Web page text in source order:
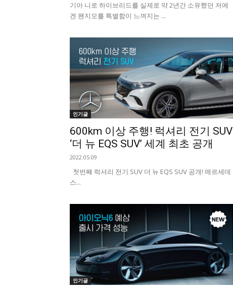
기아 니로 하이브리드를 실제로 약 2년간 소유했던 저에
겐 왠지모를 특별함이 느껴지는 ...
인기글
600km 이상 주행! 럭셔리 전기 SUV
‘더 뉴 EQS SUV’ 세계 최초 공개
2022.05.09
첫번째 럭셔리 전기 SUV 더 뉴 EQS SUV 공개! 메르세데
스...
인기글